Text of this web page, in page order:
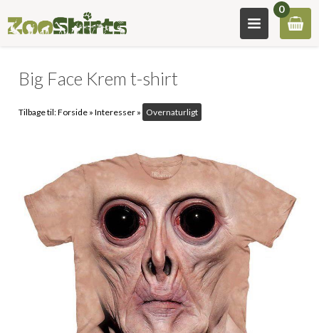
0
Big Face Krem t-shirt
Tilbage til:Forside »Interesser » Overnaturligt